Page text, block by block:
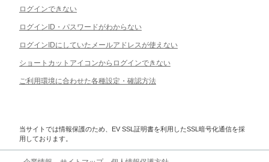
ログインできない
ログインID・パスワードがわからない
ログインIDにしていたメールアドレスが使えない
ショートカットアイコンからログインできない
ご利用環境に合わせた各種設定・確認方法
当サイトでは情報保護のため、EV SSL証明書を利用したSSL暗号化通信を採
用しております。